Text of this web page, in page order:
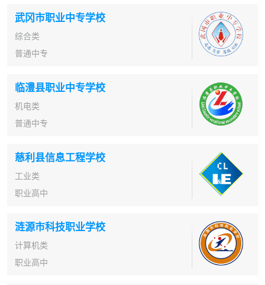
武冈市职业中专学校
综合类
普通中专
临澧县职业中专学校
机电类
普通中专
慈利县信息工程学校
工业类
职业高中
涟源市科技职业学校
计算机类
职业高中